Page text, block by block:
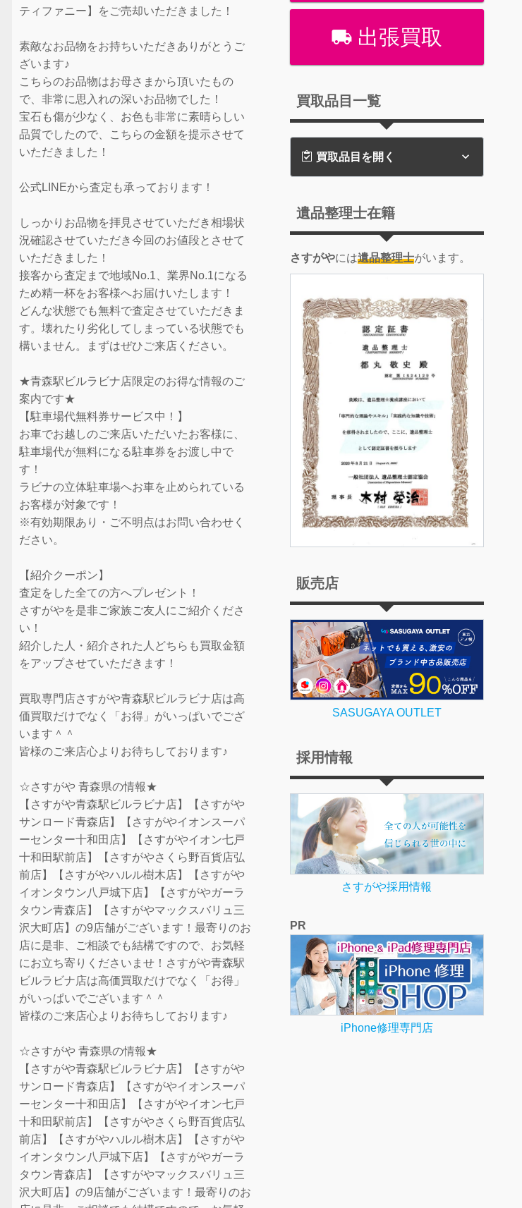
ティファニー】をご売却いただきました！
素敵なお品物をお持ちいただきありがとうご
ざいます♪
こちらのお品物はお母さまから頂いたもの
で、非常に思入れの深いお品物でした！
宝石も傷が少なく、お色も非常に素晴らしい
品質でしたので、こちらの金額を提示させて
いただきました！
公式LINEから査定も承っております！
しっかりお品物を拝見させていただき相場状
況確認させていただき今回のお値段とさせて
いただきました！
接客から査定まで地域No.1、業界No.1になる
ため精一杯をお客様へお届けいたします！
どんな状態でも無料で査定させていただきま
す。壊れたり劣化してしまっている状態でも
構いません。まずはぜひご来店ください。
★青森駅ビルラビナ店限定のお得な情報のご
案内です★
【駐車場代無料券サービス中！】
お車でお越しのご来店いただいたお客様に、
駐車場代が無料になる駐車券をお渡し中で
す！
ラビナの立体駐車場へお車を止められている
お客様が対象です！
※有効期限あり・ご不明点はお問い合わせく
ださい。
【紹介クーポン】
査定をした全ての方へプレゼント！
さすがやを是非ご家族ご友人にご紹介くださ
い！
紹介した人・紹介された人どちらも買取金額
をアップさせていただきます！
買取専門店さすがや青森駅ビルラビナ店は高
価買取だけでなく「お得」がいっぱいでござ
います＾＾
皆様のご来店心よりお待ちしております♪
☆さすがや 青森県の情報★
【さすがや青森駅ビルラビナ店】【さすがや
サンロード青森店】【さすがやイオンスーパ
ーセンター十和田店】【さすがやイオン七戸
十和田駅前店】【さすがやさくら野百貨店弘
前店】【さすがやハルル樹木店】【さすがや
イオンタウン八戸城下店】【さすがやガーラ
タウン青森店】【さすがやマックスバリュ三
沢大町店】の9店舗がございます！最寄りのお
店に是非、ご相談でも結構ですので、お気軽
にお立ち寄りくださいませ！さすがや青森駅
ビルラビナ店は高価買取だけでなく「お得」
がいっぱいでございます＾＾
皆様のご来店心よりお待ちしております♪
☆さすがや 青森県の情報★
【さすがや青森駅ビルラビナ店】【さすがや
サンロード青森店】【さすがやイオンスーパ
ーセンター十和田店】【さすがやイオン七戸
十和田駅前店】【さすがやさくら野百貨店弘
前店】【さすがやハルル樹木店】【さすがや
イオンタウン八戸城下店】【さすがやガーラ
タウン青森店】【さすがやマックスバリュ三
沢大町店】の9店舗がございます！最寄りのお
出張買取
買取品目一覧
買取品目を開く
遺品整理士在籍
さすがやには遺品整理士がいます。
販売店
SASUGAYA OUTLET
採用情報
さすがや採用情報
PR
iPhone修理専門店